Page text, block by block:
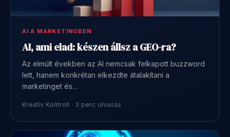
AI A MARKETINGBEN
AI, ami elad: készen állsz a GEO-ra?
Az elmúlt években az AI nemcsak felkapott buzzword
lett, hanem konkrétan elkezdte átalakítani a
marketinget és…
Kreatív Kontroll · 3 perc olvasás